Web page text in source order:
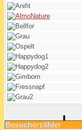
Besucherzähler